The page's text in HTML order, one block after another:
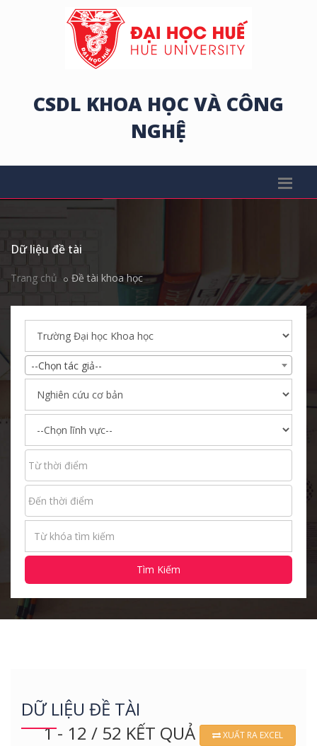
CSDL KHOA HỌC VÀ CÔNG
NGHỆ
Dữ liệu đề tài
Trang chủ Đề tài khoa học
--Chọn tác giả--
Tìm Kiếm
DỮ LIỆU ĐỀ TÀI
1 - 12 / 52 KẾT QUẢ
XUẤT RA EXCEL